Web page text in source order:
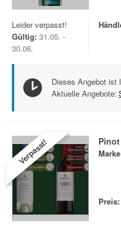
Leider verpasst!
Gültig: 31.05. -
30.06.
Dieses Angebot ist
Aktuelle Angebote:
Verpasst!
Preis: